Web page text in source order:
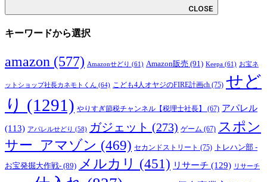
CLOSE
キーワードから選択
amazon (577) Amazonせどり (61) Amazon販売 (91) Keepa (61) お宝ネ
ットショップ社長カネモトくん (64) こども4人オヤジのFIRE計画ch (75) せど
り (1291) やりすぎ節税チャンネル【税理士社長】 (67) アパレル
(113) アパレルせどり (58) ガジェット (273) ゲーム (67) スポン
サー_アマゾン (469) セカンドストリート (75) トレハン部 -
お宝発掘大作戦- (89) メルカリ (451) リサーチ (129) リサーチ